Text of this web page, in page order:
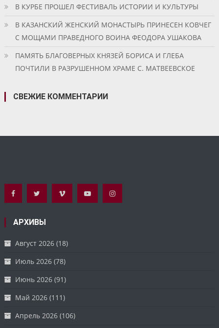
В КУРБЕ ПРОШЕЛ ФЕСТИВАЛЬ ИСТОРИИ И КУЛЬТУРЫ
В КАЗАНСКИЙ ЖЕНСКИЙ МОНАСТЫРЬ ПРИНЕСЕН КОВЧЕГ
С МОЩАМИ ПРАВЕДНОГО ВОИНА ФЕОДОРА УШАКОВА
ПАМЯТЬ БЛАГОВЕРНЫХ КНЯЗЕЙ БОРИСА И ГЛЕБА
ПОЧТИЛИ В РАЗРУШЕННОМ ХРАМЕ С. МАТВЕЕВСКОЕ
СВЕЖИЕ КОММЕНТАРИИ
АРХИВЫ
Август 2026 (18)
Июль 2026 (78)
Июнь 2026 (91)
Май 2026 (111)
Апрель 2026 (106)